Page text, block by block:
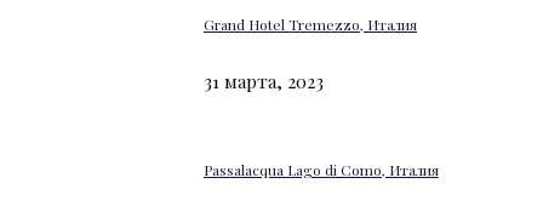
Grand Hotel Tremezzo, Италия
31 марта, 2023
Passalacqua Lago di Como, Италия